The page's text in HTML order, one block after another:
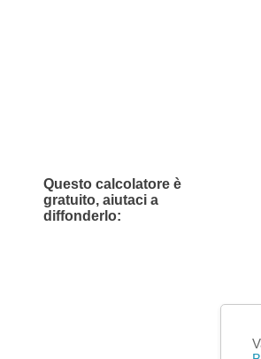
Questo calcolatore è
gratuito, aiutaci a
diffonderlo: